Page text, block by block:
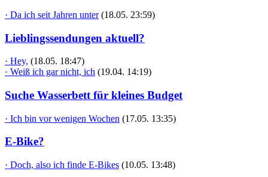
· Da ich seit Jahren unter (18.05. 23:59)
Lieblingssendungen aktuell?
· Hey, (18.05. 18:47)
· Weiß ich gar nicht, ich (19.04. 14:19)
Suche Wasserbett für kleines Budget
· Ich bin vor wenigen Wochen (17.05. 13:35)
E-Bike?
· Doch, also ich finde E-Bikes (10.05. 13:48)